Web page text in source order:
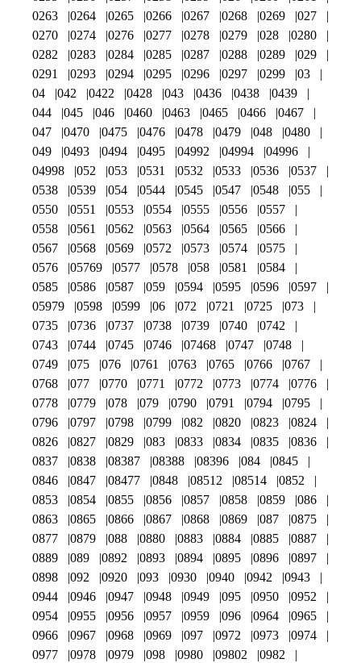
0263
0264 0265 0266 0267 0268 0269
027
0270
0274 0276 0277 0278 0279 028
0280
0282
0283 0284 0285 0287 0288 0289
029
0291
0293 0294 0295 0296 0297 0299
03
04
042 0422 0428 043 0436 0438
0439
044
045 046 0460 0463 0465 0466
0467
047
0470 0475 0476 0478 0479 048
0480
049
0493 0494 0495 04992 04994
04996
04998
052 053 0531 0532 0533 0536
0537
0538
0539 054 0544 0545 0547 0548
055
0550
0551 0553 0554 0555 0556
0557
0558
0561 0562 0563 0564 0565
0566
0567
0568 0569 0572 0573 0574
0575
0576
05769 0577 0578 058 0581
0584
0585
0586 0587 059 0594 0595 0596
0597
05979
0598 0599 06 072 0721 0725
073
0735
0736 0737 0738 0739 0740
0742
0743
0744 0745 0746 07468 0747
0748
0749
075 076 0761 0763 0765 0766
0767
0768
077 0770 0771 0772 0773 0774
0776
0778
0779 078 079 0790 0791 0794
0795
0796
0797 0798 0799 082 0820 0823
0824
0826
0827 0829 083 0833 0834 0835
0836
0837
0838 08387 08388 08396 084
0845
0846
0847 08477 0848 08512 08514
0852
0853
0854 0855 0856 0857 0858 0859
086
0863
0865 0866 0867 0868 0869 087
0875
0877
0879 088 0880 0883 0884 0885
0887
0889
089 0892 0893 0894 0895 0896
0897
0898
092 0920 093 0930 0940 0942
0943
0944
0946 0947 0948 0949 095 0950
0952
0954
0955 0956 0957 0959 096 0964
0965
0966
0967 0968 0969 097 0972 0973
0974
0977
0978 0979 098 0980 09802
0982